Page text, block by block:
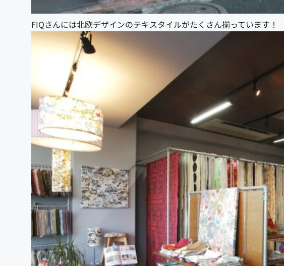
FIQさんには北欧デザインのテキスタイルがたくさん揃っています！